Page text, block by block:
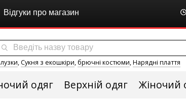
Відгуки про магазин
, Сукня з екошкіри, брючні костюми,Нарядні плаття
одяг Верхній одяг Жіночий